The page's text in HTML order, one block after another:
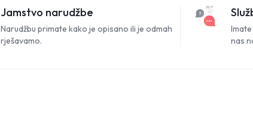
Jamstvo narudžbe
Narudžbu primate kako je opisano ili je odmah
rješavamo.
nas